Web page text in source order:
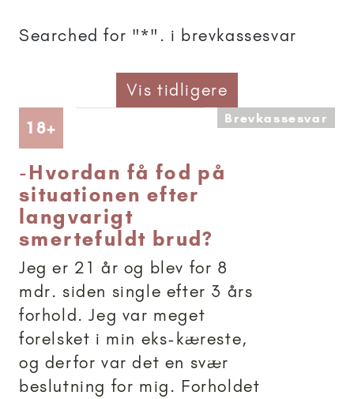
Searched for "*". i brevkassesvar
Vis tidligere
18+ Artikler anbefalet til 18+Brevkassesvar
-Hvordan få fod på
situationen efter
langvarigt
smertefuldt brud?
Jeg er 21 år og blev for 8
mdr. siden single efter 3 års
forhold. Jeg var meget
forelsket i min eks-kæreste,
og derfor var det en svær
beslutning for mig. Forholdet